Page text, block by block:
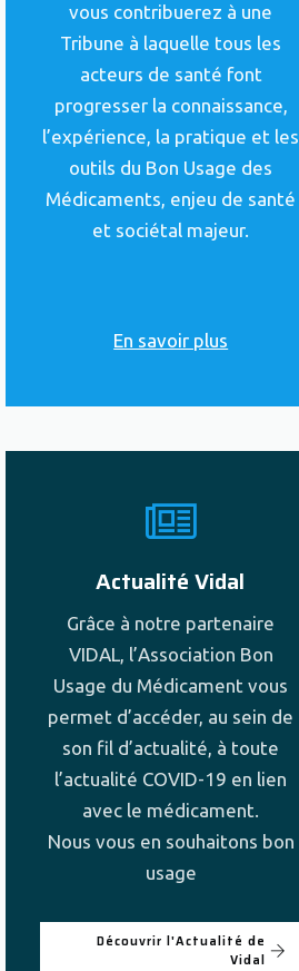
vous contribuerez à une
Tribune à laquelle tous les
acteurs de santé font
progresser la connaissance,
l’expérience, la pratique et les
outils du Bon Usage des
Médicaments, enjeu de santé
et sociétal majeur.
En savoir plus
Actualité Vidal
Grâce à notre partenaire
VIDAL, l’Association Bon
Usage du Médicament vous
permet d’accéder, au sein de
son fil d’actualité, à toute
l’actualité COVID-19 en lien
avec le médicament.
Nous vous en souhaitons bon
usage
Découvrir l'Actualité de
Vidal